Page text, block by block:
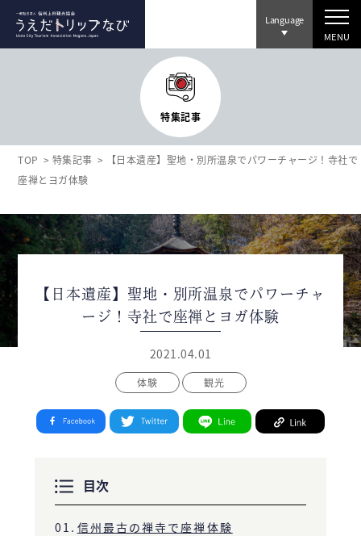
Language
MENU
特集記事
TOP 特集記事
【日本遺産】聖地・別所温泉でパワーチャージ！寺社で
座禅とヨガ体験
【日本遺産】聖地・別所温泉でパワーチャ
ージ！寺社で座禅とヨガ体験
2021.04.01
体験 観光
Facebook Twitter Line Link
目次
信州最古の禅寺で座禅体験